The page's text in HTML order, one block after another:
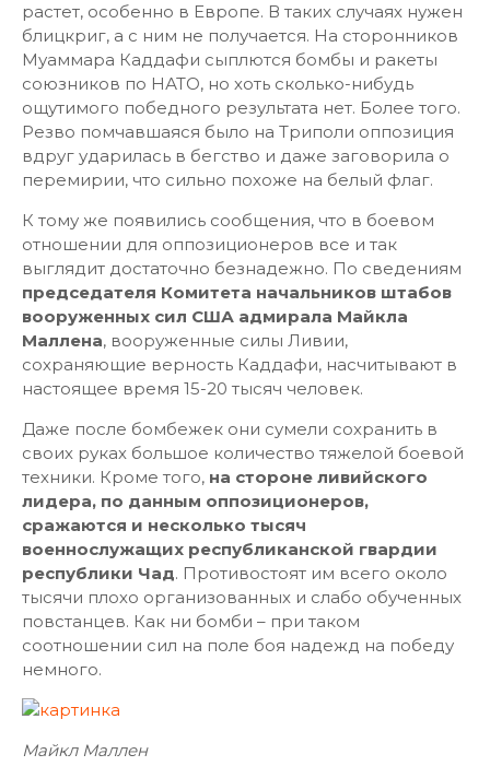
растет, особенно в Европе. В таких случаях нужен
блицкриг, а с ним не получается. На сторонников
Муаммара Каддафи сыплются бомбы и ракеты
союзников по НАТО, но хоть сколько-нибудь
ощутимого победного результата нет. Более того.
Резво помчавшаяся было на Триполи оппозиция
вдруг ударилась в бегство и даже заговорила о
перемирии, что сильно похоже на белый флаг.
К тому же появились сообщения, что в боевом
отношении для оппозиционеров все и так
выглядит достаточно безнадежно. По сведениям
председателя Комитета начальников штабов
вооруженных сил США адмирала Майкла
Маллена, вооруженные силы Ливии,
сохраняющие верность Каддафи, насчитывают в
настоящее время 15-20 тысяч человек.
Даже после бомбежек они сумели сохранить в
своих руках большое количество тяжелой боевой
техники. Кроме того, на стороне ливийского
лидера, по данным оппозиционеров,
сражаются и несколько тысяч
военнослужащих республиканской гвардии
республики Чад. Противостоят им всего около
тысячи плохо организованных и слабо обученных
повстанцев. Как ни бомби – при таком
соотношении сил на поле боя надежд на победу
немного.
Майкл Маллен